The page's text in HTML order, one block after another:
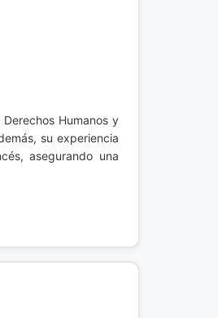
Humanos y
su experiencia
asegurando una